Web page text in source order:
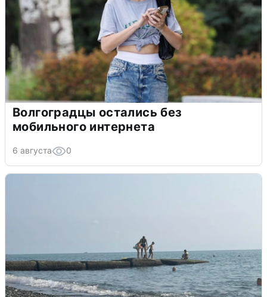
Волгоградцы остались без
мобильного интернета
6 августа 0